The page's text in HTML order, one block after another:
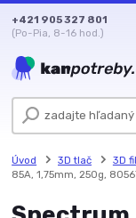
+421 905 327 801
(Po-Pia, 8-16 hod.)
Úvod 3D tlač 3D
85A, 1,75mm, 250g,